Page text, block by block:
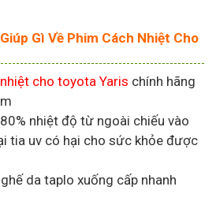
Gì Về Phim Cách Nhiệt Cho
cho toyota Yaris chính hãng
nhiệt độ từ ngoài chiếu vào
tia uv có hại cho sức khỏe được
da taplo xuống cấp nhanh